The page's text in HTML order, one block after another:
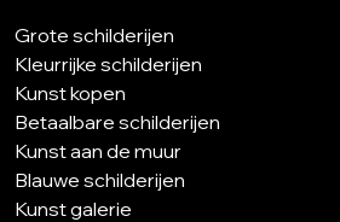
Grote schilderijen
Kleurrijke schilderijen
Kunst kopen
Betaalbare schilderijen
Kunst aan de muur
Blauwe schilderijen
Kunst galerie